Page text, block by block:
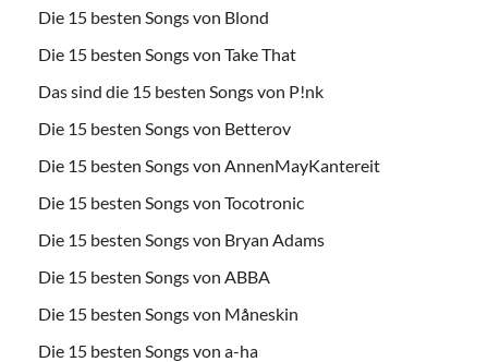
Die 15 besten Songs von Blond
Die 15 besten Songs von Take That
Das sind die 15 besten Songs von P!nk
Die 15 besten Songs von Betterov
Die 15 besten Songs von AnnenMayKantereit
Die 15 besten Songs von Tocotronic
Die 15 besten Songs von Bryan Adams
Die 15 besten Songs von ABBA
Die 15 besten Songs von Måneskin
Die 15 besten Songs von a-ha